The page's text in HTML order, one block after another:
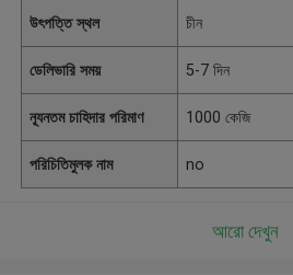
উৎপত্তি স্থল চীন
ডেলিভারি সময় 5-7 দিন
ন্যূনতম চাহিদার পরিমাণ 1000 কেজি
পরিচিতিমুলক নাম no
আরো দেখুন